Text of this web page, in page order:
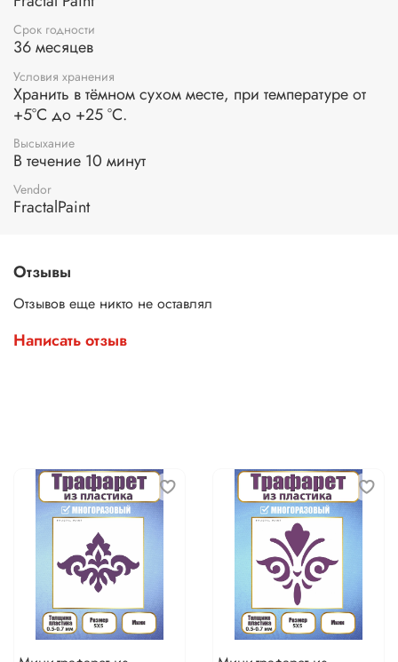
Срок годности
36 месяцев
Условия хранения
Хранить в тёмном сухом месте, при температуре от
+5°С до +25 °С.
Высыхание
В течение 10 минут
Vendor
FractalPaint
Отзывы
Отзывов еще никто не оставлял
Написать отзыв